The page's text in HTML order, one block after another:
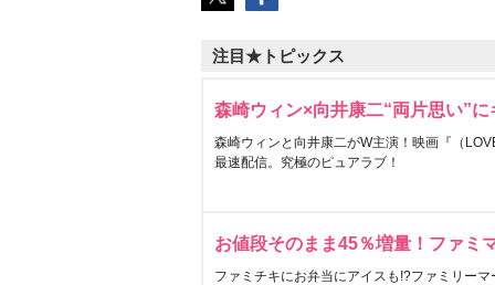
注目★トピックス
森崎ウィン×向井康二“両片思い”
森崎ウィンと向井康二がW主演！映画『（
最速配信。究極のピュアラブ！
お値段そのまま45％増量！ファミ
ファミチキにお弁当にアイスも!?ファミリー